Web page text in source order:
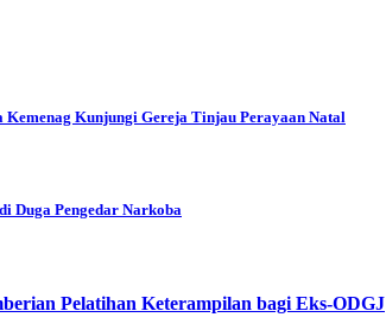
Kunjungi Gereja Tinjau Perayaan Natal
Duga Pengedar Narkoba
Pelatihan Keterampilan bagi Eks-ODGJ